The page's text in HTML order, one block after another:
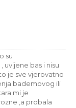
su
uvijene bas i nisu
je sve vjerovatno
bademovog ili
mi je
,a probala